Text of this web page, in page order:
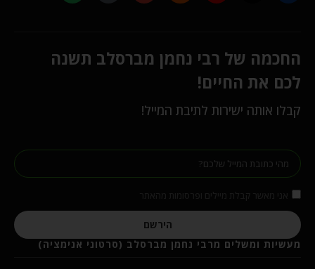
החכמה של רבי נחמן מברסלב תשנה
לכם את החיים!
קבלו אותה ישירות לתיבת המייל!
הירשם
מעשיות ומשלים מרבי נחמן מברסלב (סרטוני אנימציה)